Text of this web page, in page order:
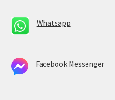
Whatsapp
Facebook Messenger